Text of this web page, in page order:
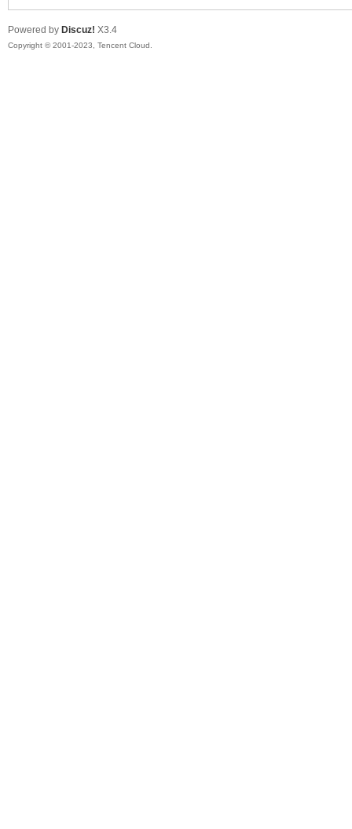
Powered by Discuz! X3.4
Copyright © 2001-2023, Tencent Cloud.